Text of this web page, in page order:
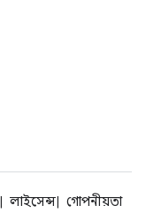
লাইসেন্স
গোপনীয়তা